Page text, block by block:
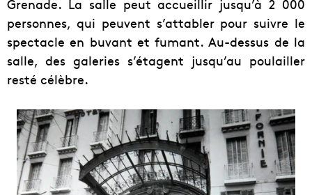
Grenade. La salle peut accueillir jusqu’à 2 000
personnes, qui peuvent s’attabler pour suivre le
spectacle en buvant et fumant. Au-dessus de la
salle, des galeries s’étagent jusqu’au poulailler
resté célèbre.